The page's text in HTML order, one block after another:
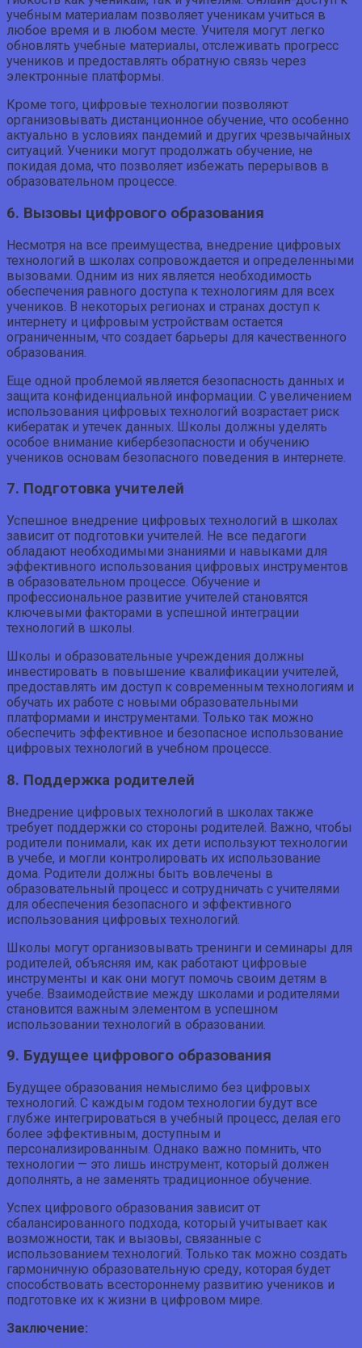
учебным материалам позволяет ученикам учиться в
любое время и в любом месте. Учителя могут легко
обновлять учебные материалы, отслеживать прогресс
учеников и предоставлять обратную связь через
электронные платформы.
Кроме того, цифровые технологии позволяют
организовывать дистанционное обучение, что особенно
актуально в условиях пандемий и других чрезвычайных
ситуаций. Ученики могут продолжать обучение, не
покидая дома, что позволяет избежать перерывов в
образовательном процессе.
6. Вызовы цифрового образования
Несмотря на все преимущества, внедрение цифровых
технологий в школах сопровождается и определенными
вызовами. Одним из них является необходимость
обеспечения равного доступа к технологиям для всех
учеников. В некоторых регионах и странах доступ к
интернету и цифровым устройствам остается
ограниченным, что создает барьеры для качественного
образования.
Еще одной проблемой является безопасность данных и
защита конфиденциальной информации. С увеличением
использования цифровых технологий возрастает риск
кибератак и утечек данных. Школы должны уделять
особое внимание кибербезопасности и обучению
учеников основам безопасного поведения в интернете.
7. Подготовка учителей
Успешное внедрение цифровых технологий в школах
зависит от подготовки учителей. Не все педагоги
обладают необходимыми знаниями и навыками для
эффективного использования цифровых инструментов
в образовательном процессе. Обучение и
профессиональное развитие учителей становятся
ключевыми факторами в успешной интеграции
технологий в школы.
Школы и образовательные учреждения должны
инвестировать в повышение квалификации учителей,
предоставлять им доступ к современным технологиям и
обучать их работе с новыми образовательными
платформами и инструментами. Только так можно
обеспечить эффективное и безопасное использование
цифровых технологий в учебном процессе.
8. Поддержка родителей
Внедрение цифровых технологий в школах также
требует поддержки со стороны родителей. Важно, чтобы
родители понимали, как их дети используют технологии
в учебе, и могли контролировать их использование
дома. Родители должны быть вовлечены в
образовательный процесс и сотрудничать с учителями
для обеспечения безопасного и эффективного
использования цифровых технологий.
Школы могут организовывать тренинги и семинары для
родителей, объясняя им, как работают цифровые
инструменты и как они могут помочь своим детям в
учебе. Взаимодействие между школами и родителями
становится важным элементом в успешном
использовании технологий в образовании.
9. Будущее цифрового образования
Будущее образования немыслимо без цифровых
технологий. С каждым годом технологии будут все
глубже интегрироваться в учебный процесс, делая его
более эффективным, доступным и
персонализированным. Однако важно помнить, что
технологии — это лишь инструмент, который должен
дополнять, а не заменять традиционное обучение.
Успех цифрового образования зависит от
сбалансированного подхода, который учитывает как
возможности, так и вызовы, связанные с
использованием технологий. Только так можно создать
гармоничную образовательную среду, которая будет
способствовать всестороннему развитию учеников и
подготовке их к жизни в цифровом мире.
Заключение: